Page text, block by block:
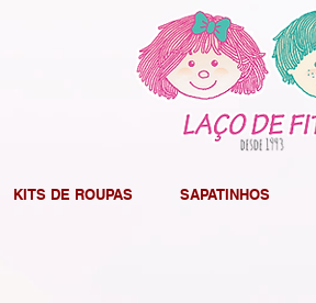
KITS DE ROUPAS SAPATINHOS